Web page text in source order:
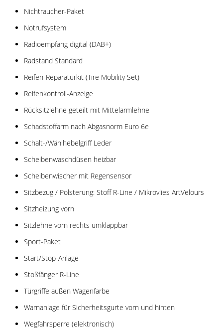
Nichtraucher-Paket
Notrufsystem
Radioempfang digital (DAB+)
Radstand Standard
Reifen-Reparaturkit (Tire Mobility Set)
Reifenkontroll-Anzeige
Rücksitzlehne geteilt mit Mittelarmlehne
Schadstoffarm nach Abgasnorm Euro 6e
Schalt-/Wählhebelgriff Leder
Scheibenwaschdüsen heizbar
Scheibenwischer mit Regensensor
Sitzbezug / Polsterung: Stoff R-Line / Mikrovlies ArtVelours
Sitzheizung vorn
Sitzlehne vorn rechts umklappbar
Sport-Paket
Start/Stop-Anlage
Stoßfänger R-Line
Türgriffe außen Wagenfarbe
Warnanlage für Sicherheitsgurte vorn und hinten
Wegfahrsperre (elektronisch)